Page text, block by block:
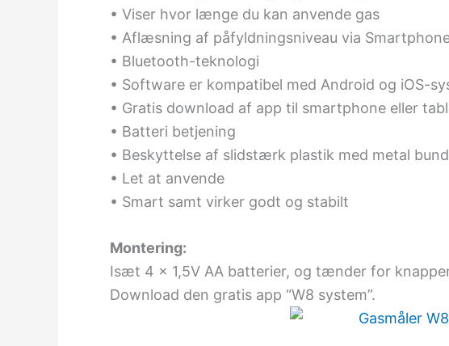
• Viser hvor længe du kan anvende gas
• Aflæsning af påfyldningsniveau via
• Bluetooth-teknologi
• Software er kompatibel med Android og iOS-
• Gratis download af app til smartphone eller
• Batteri betjening
• Beskyttelse af slidstærk plastik med metal
• Let at anvende
• Smart samt virker godt og stabilt
Montering:
Isæt 4 x 1,5V AA batterier, og tænder for
Download den gratis app “W8 system”.